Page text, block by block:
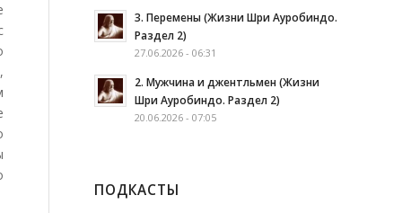
3. Перемены (Жизни Шри Ауробиндо.
Раздел 2)
27.06.2026 - 06:31
2. Мужчина и джентльмен (Жизни
Шри Ауробиндо. Раздел 2)
20.06.2026 - 07:05
ПОДКАСТЫ